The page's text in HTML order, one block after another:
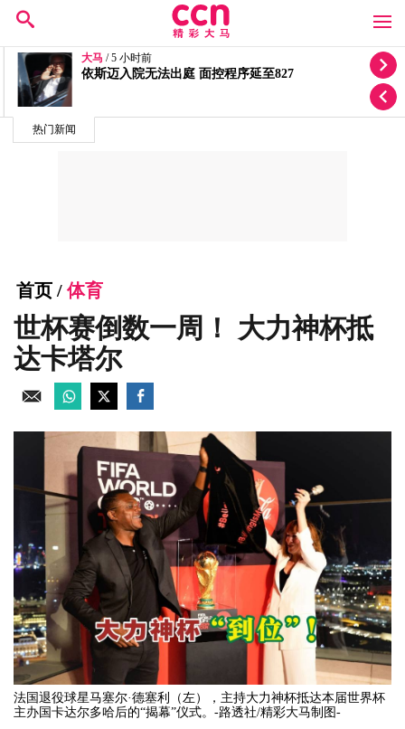
热门新闻
大马/ 5 小时前
依斯迈入院无法出庭 面控程序延至827
首页 / 体育
世杯赛倒数一周！ 大力神杯抵
达卡塔尔
法国退役球星马塞尔·德塞利（左），主持大力神杯抵达本届世界杯
主办国卡达尔多哈后的“揭幕”仪式。-路透社/精彩大马制图-